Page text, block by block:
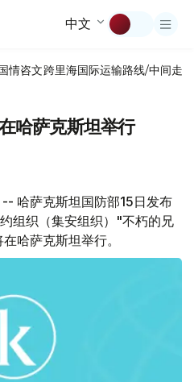
中文
情咨文跨里海国际运输路线/中间走廊
哈萨克斯坦举行
哈萨克斯坦国防部15日发布
组织（集安组织）"不朽的兄
哈萨克斯坦举行。